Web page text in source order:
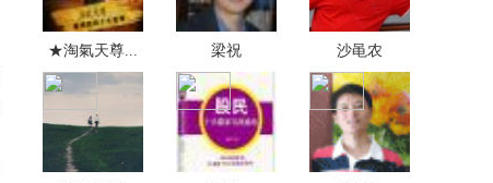
★淘氣天尊... 梁祝 沙黾农